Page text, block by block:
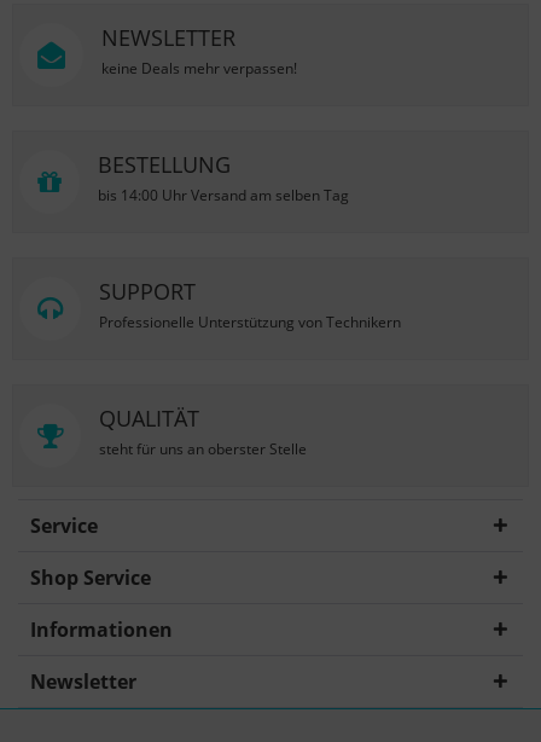
NEWSLETTER
keine Deals mehr verpassen!
BESTELLUNG
bis 14:00 Uhr Versand am selben Tag
SUPPORT
Professionelle Unterstützung von Technikern
QUALITÄT
steht für uns an oberster Stelle
Service
Shop Service
Informationen
Newsletter